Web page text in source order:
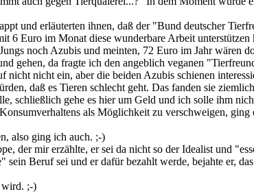
und erläuterten ihnen, daß der "Bund deutscher
6 Euro im Monat diese wunderbare Arbeit
noch Azubis und meinten, 72 Euro im Jahr wären
gehen, da fragte ich den angeblich veganen
nicht nicht ein, aber die beiden Azubis schienen
daß es Tieren schlecht geht. Das fanden sie
schließlich gehe es hier um Geld und ich solle ihm
als Möglichkeit zu verschweigen,
also ging ich auch. ;-)
der mir erzählte, er sei da nicht so der Idealist und
Beruf sei und er dafür bezahlt werde, bejahte er,
wird. ;-)